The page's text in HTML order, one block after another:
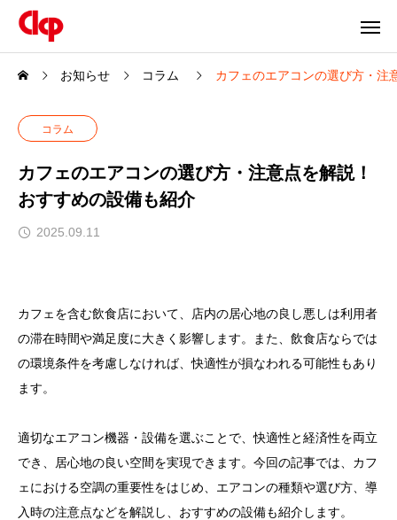
お知らせ コラム カフェのエアコンの選び方・注
コラム
カフェのエアコンの選び方・注意点を解説！
おすすめの設備も紹介
2025.09.11
カフェを含む飲食店において、店内の居心地の良し悪しは利用者
の滞在時間や満足度に大きく影響します。また、飲食店ならでは
の環境条件を考慮しなければ、快適性が損なわれる可能性もあり
ます。
適切なエアコン機器・設備を選ぶことで、快適性と経済性を両立
でき、居心地の良い空間を実現できます。今回の記事では、カフ
ェにおける空調の重要性をはじめ、エアコンの種類や選び方、導
入時の注意点などを解説し、おすすめの設備も紹介します。